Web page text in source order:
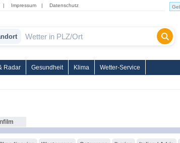
| Impressum | Datenschutz
Radar Gesundheit Klima Wetter-Service